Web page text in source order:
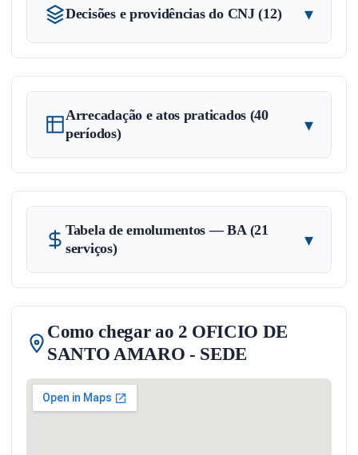
Decisões e providências do CNJ (12) ▾
Arrecadação e atos praticados (40
períodos)
▾
Tabela de emolumentos — BA (21
serviços)
▾
Como chegar ao 2 OFICIO DE
SANTO AMARO - SEDE